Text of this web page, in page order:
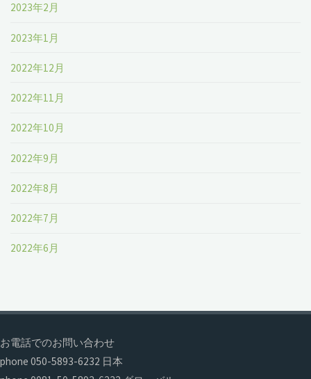
2023年2月
2023年1月
2022年12月
2022年11月
2022年10月
2022年9月
2022年8月
2022年7月
2022年6月
お電話でのお問い合わせ
phone 050-5893-6232 日本